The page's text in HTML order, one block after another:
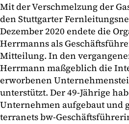
Mit der Verschmelzung der
den Stuttgarter
Dezember 2020 endete die
Herrmanns als
Mitteilung. In den
Herrmann maßgeblich die
erworbenen
unterstützt. Der 49-Jährige
Unternehmen aufgebaut und
terranets bw-